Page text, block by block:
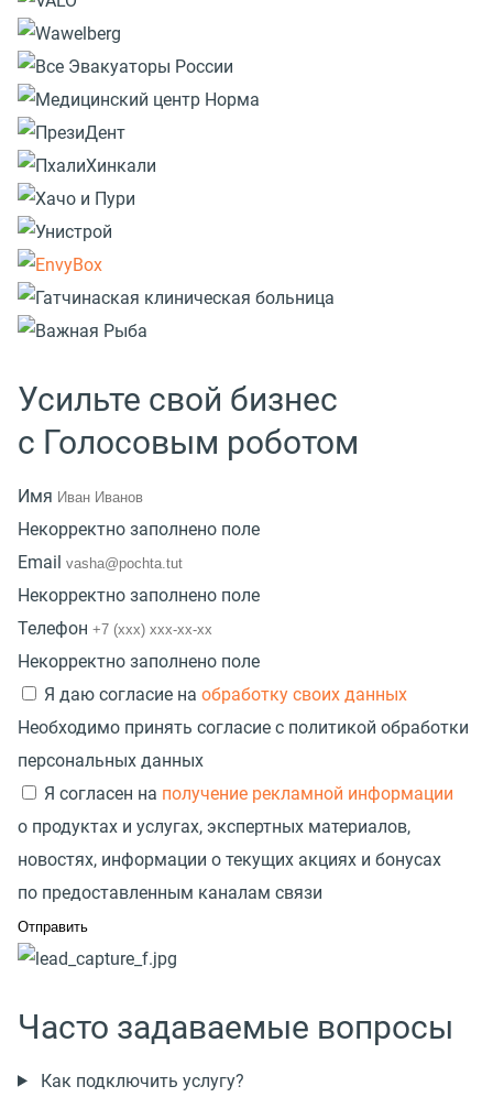
Усильте свой бизнес
с Голосовым роботом
Имя
Некорректно заполнено поле
Email
Некорректно заполнено поле
Телефон
Некорректно заполнено поле
Я даю согласие на обработку своих данных
Необходимо принять согласие с политикой обработки
персональных данных
Я согласен на получение рекламной информации
о продуктах и услугах, экспертных материалов,
новостях, информации о текущих акциях и бонусах
по предоставленным каналам связи
Часто задаваемые вопросы
Как подключить услугу?